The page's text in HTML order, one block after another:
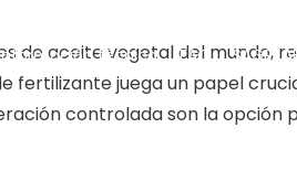
técnica FAQ
de aceite vegetal del mundo,
fertilizante juega un papel
controlada son la opción